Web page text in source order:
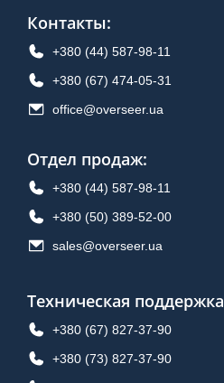
Контакты:
+380 (44) 587-98-11
+380 (67) 474-05-31
office@overseer.ua
Отдел продаж:
+380 (44) 587-98-11
+380 (50) 389-52-00
sales@overseer.ua
Техническая поддержка
+380 (67) 827-37-90
+380 (73) 827-37-90